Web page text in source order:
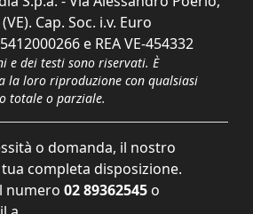
Cap. Soc. i.v. Euro
e REA VE-454332
e dei testi sono riservati. È
la loro riproduzione con qualsiasi
totale o parziale.
o domanda, il nostro
completa disposizione.
numero 02 89362545 o